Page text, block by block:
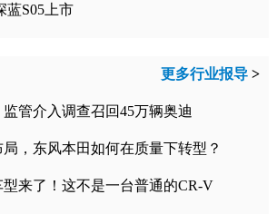
蓝S05上市
更多行业报导 >
管介入调查召回45万辆奥迪
，东风本田如何在质量下转型？
来了！这不是一台普通的CR-V